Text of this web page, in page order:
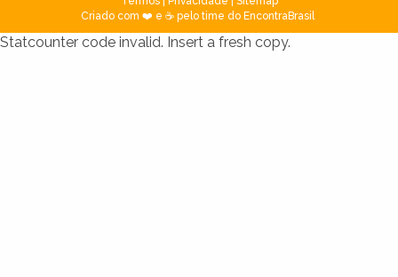
Criado com ❤️ e ☕ pelo time do EncontraBrasil
Statcounter code invalid. Insert a fresh copy.